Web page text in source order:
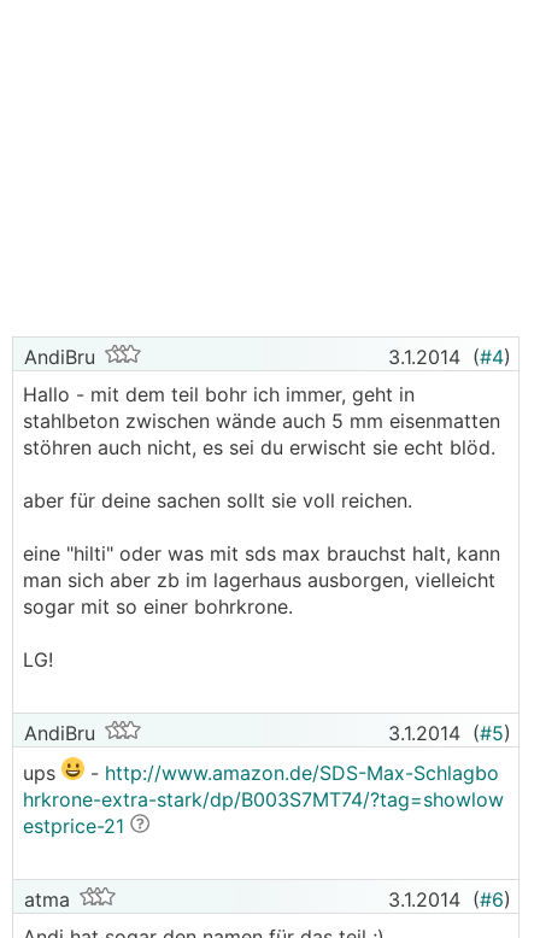
AndiBru 3.1.2014 (#4)
Hallo - mit dem teil bohr ich immer, geht in
stahlbeton zwischen wände auch 5 mm eisenmatten
stöhren auch nicht, es sei du erwischt sie echt blöd.
aber für deine sachen sollt sie voll reichen.
eine "hilti" oder was mit sds max brauchst halt, kann
man sich aber zb im lagerhaus ausborgen, vielleicht
sogar mit so einer bohrkrone.
LG!
AndiBru 3.1.2014 (#5)
ups
- http://www.amazon.de/SDS-Max-Schlagbo
hrkrone-extra-stark/dp/B003S7MT74/?tag=showlow
estprice-21
atma 3.1.2014 (#6)